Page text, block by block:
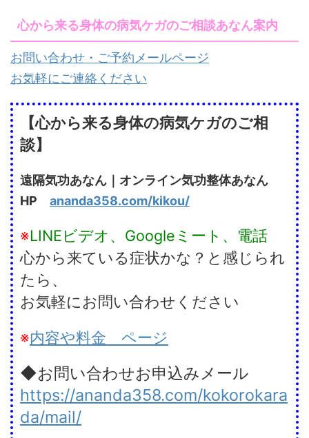
心から来る身体の病気ケガのご相談あなん案内
お問い合わせ・ご予約メールページ
お気軽にご連絡ください
【心から来る身体の病気ケガのご相
談】
遠隔気功あなん｜オンライン気功整体あなん
HP ananda358.com/kikou/
※LINEビデオ、Googleミート、電話
心から来ている症状かな？と感じられ
たら、
お気軽にお問い合わせください
※内容や料金 ページ
◆お問い合わせお申込みメール
https://ananda358.com/kokorokara
da/mail/